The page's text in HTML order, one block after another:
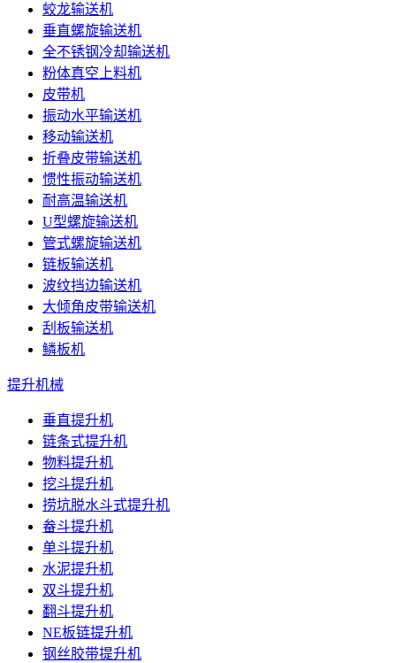
蛟龙输送机
垂直螺旋输送机
全不锈钢冷却输送机
粉体真空上料机
皮带机
振动水平输送机
移动输送机
折叠皮带输送机
惯性振动输送机
耐高温输送机
U型螺旋输送机
管式螺旋输送机
链板输送机
波纹挡边输送机
大倾角皮带输送机
刮板输送机
鳞板机
提升机械
垂直提升机
链条式提升机
物料提升机
挖斗提升机
捞坑脱水斗式提升机
畚斗提升机
单斗提升机
水泥提升机
双斗提升机
翻斗提升机
NE板链提升机
钢丝胶带提升机